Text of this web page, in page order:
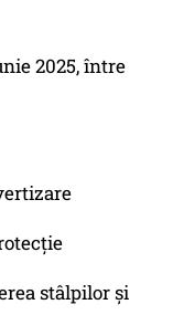
2025, între
stâlpilor și